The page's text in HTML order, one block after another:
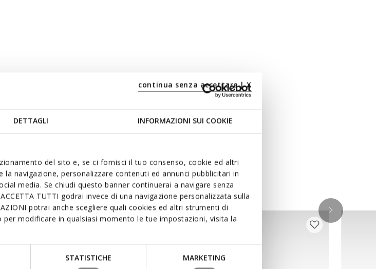
DETTAGLI INFORMAZIONI SUI COOKIE
del sito e, se ci fornisci il tuo consenso, cookie ed altri
navigazione, personalizzare contenuti ed annunci pubblicitari in
media. Se chiudi questo banner continuerai a navigare senza
TUTTI godrai invece di una navigazione personalizzata sulla
potrai anche scegliere quali cookies ed altri strumenti di
modificare in qualsiasi momento le tue impostazioni, visita la
STATISTICHE MARKETING
continua senza accettare | X